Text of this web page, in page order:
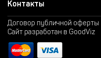
Контакты
Договор публичной оферты
Сайт разработан в GoodViz